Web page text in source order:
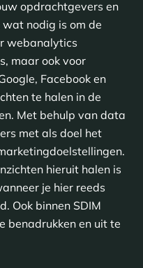
opdrachtgevers en
nodig is om de
webanalytics
maar ook voor
Facebook en
te halen in de
Met behulp van data
met als doel het
hieruit halen is
je hier reeds
Ook binnen SDIM
benadrukken en uit te